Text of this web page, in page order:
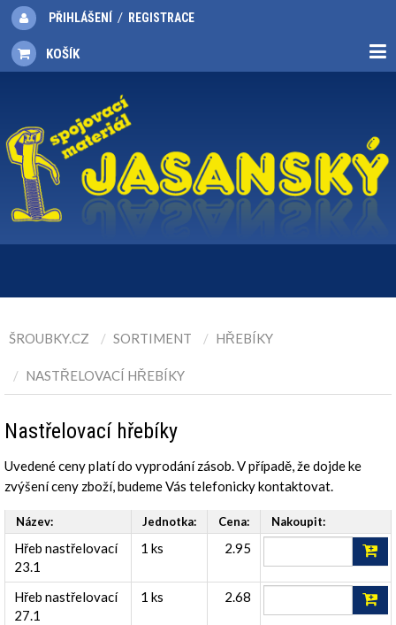
PŘIHLÁŠENÍ / REGISTRACE
KOŠÍK
ŠROUBKY.CZ SORTIMENT HŘEBÍKY
NASTŘELOVACÍ HŘEBÍKY
Nastřelovací hřebíky
Uvedené ceny platí do vyprodání zásob. V případě, že dojde ke
zvýšení ceny zboží, budeme Vás telefonicky kontaktovat.
Název: Jednotka: Cena: Nakoupit:
Hřeb nastřelovací
23.1
1 ks 2.95
Hřeb nastřelovací
27.1
1 ks 2.68